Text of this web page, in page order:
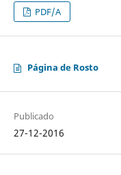
PDF/A
Página de Rosto
Publicado
27-12-2016